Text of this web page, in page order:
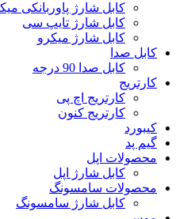
کابل شارژ پاوربانکی
کابل شارژ تایپ سی
کابل شارژ میکرو
کابل صدا
کابل صدا 90 درجه
کارتریج
کارتریج اچ پی
کارتریج کنون
کیبورد
گیم پد
محصولات اپل
کابل شارژ اپل
محصولات سامسونگ
کابل شارژ سامسونگ